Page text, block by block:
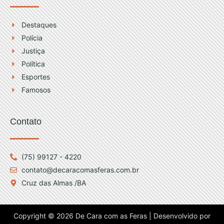
Destaques
Polícia
Justiça
Política
Esportes
Famosos
Contato
(75) 99127 - 4220
contato@decaracomasferas.com.br
Cruz das Almas /BA
Copyright © 2026 De Cara com as Feras | Desenvolvido por